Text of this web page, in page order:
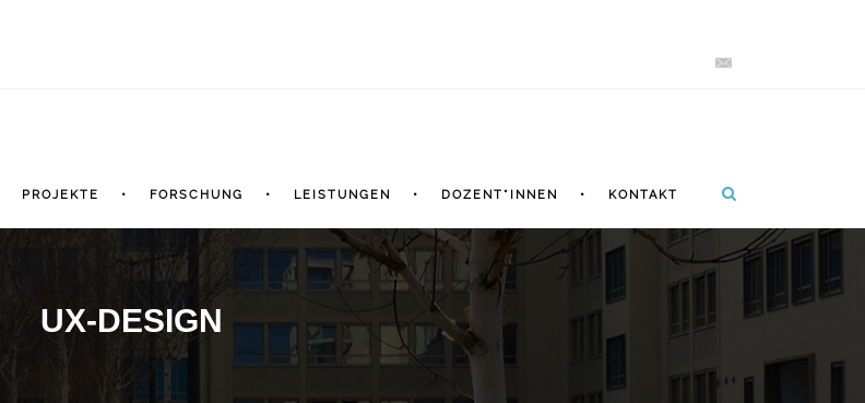
PROJEKTE FORSCHUNG LEISTUNGEN DOZENT*INNEN KONTAKT
UX-DESIGN